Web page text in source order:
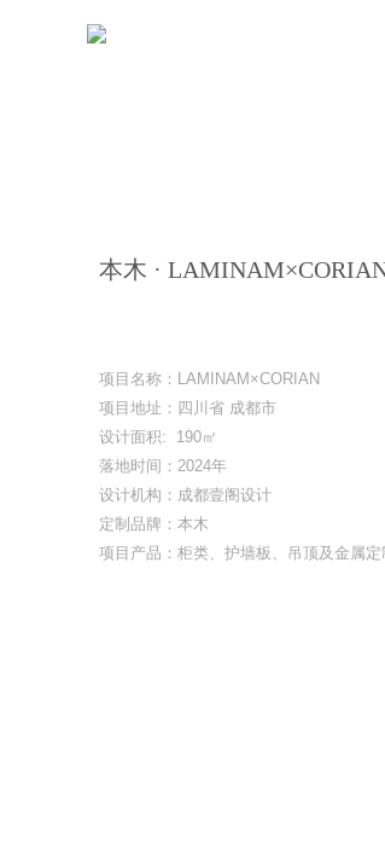
本木 ·
项目名称：LAMINAM×CORIAN
项目地址：四川省 成都市
设计面积: 190㎡
落地时间：2024年
设计机构：成都壹阁设计
定制品牌：本木
项目产品：柜类、护墙板、吊顶及金属定